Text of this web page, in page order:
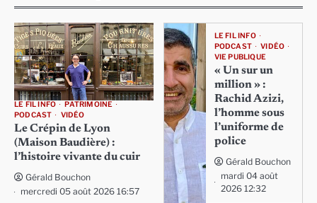
LE FIL INFO
PATRIMOINE
PODCAST
VIDÉO
Le Crépin de Lyon
(Maison Baudière) :
l’histoire vivante du cuir
Gérald Bouchon
mercredi 05 août 2026 16:57
LE FIL INFO
PODCAST
VIDÉO
VIE PUBLIQUE
« Un sur un
million » :
Rachid Azizi,
l’homme sous
l’uniforme de
police
Gérald Bouchon
mardi 04 août
2026 12:32